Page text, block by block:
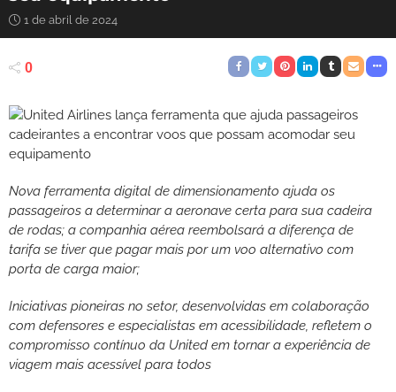
1 de abril de 2024
0
Nova ferramenta digital de dimensionamento ajuda os
passageiros a determinar a aeronave certa para sua cadeira
de rodas; a companhia aérea reembolsará a diferença de
tarifa se tiver que pagar mais por um voo alternativo com
porta de carga maior;
Iniciativas pioneiras no setor, desenvolvidas em colaboração
com defensores e especialistas em acessibilidade, refletem o
compromisso contínuo da United em tornar a experiência de
viagem mais acessível para todos